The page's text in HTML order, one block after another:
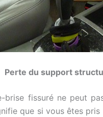
Perte du support
brise fissuré ne peut
que si vous êtes